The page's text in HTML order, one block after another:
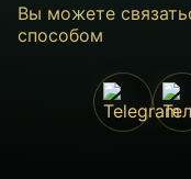
Вы можете
способом